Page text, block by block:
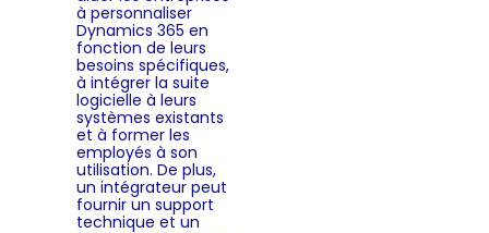
à personnaliser
Dynamics 365 en
fonction de leurs
besoins spécifiques,
à intégrer la suite
logicielle à leurs
systèmes existants
et à former les
employés à son
utilisation. De plus,
un intégrateur peut
fournir un support
technique et un